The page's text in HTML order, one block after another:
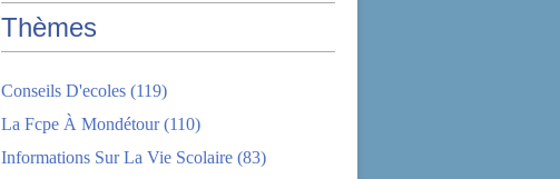
Thèmes
Conseils D'ecoles (119)
La Fcpe À Mondétour(110)
Informations Sur La Vie Scolaire (83)